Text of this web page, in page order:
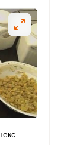
6.3
6.1
3.7
0.3